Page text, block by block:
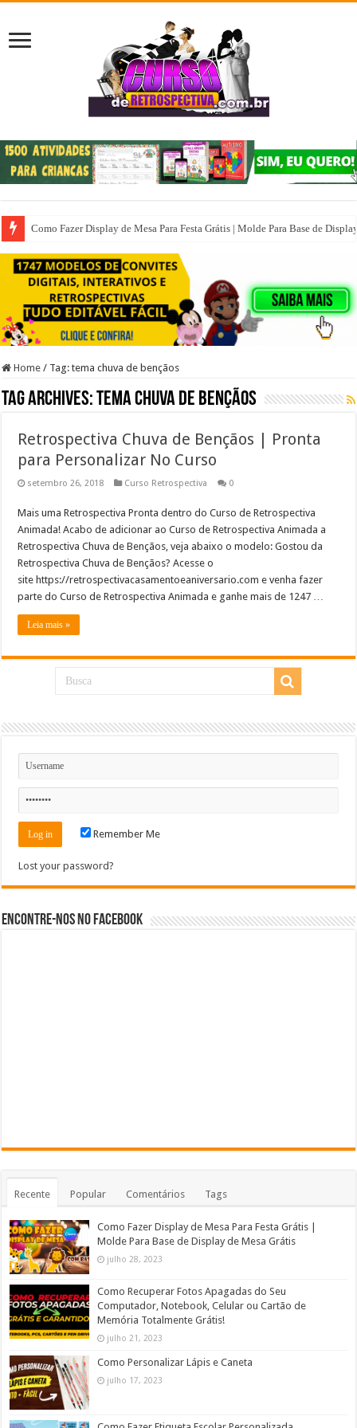
Como Fazer Display de Mesa Para Festa Grátis | Molde Para Base de
Home / Tag:tema chuva de bençãos
Tag Archives:tema chuva de bençãos
Retrospectiva Chuva de Bençãos | Pronta
para Personalizar No Curso
setembro 26, 2018 Curso Retrospectiva 0
Mais uma Retrospectiva Pronta dentro do Curso de Retrospectiva
Animada! Acabo de adicionar ao Curso de Retrospectiva Animada a
Retrospectiva Chuva de Bençãos, veja abaixo o modelo: Gostou da
Retrospectiva Chuva de Bençãos? Acesse o
site https://retrospectivacasamentoeaniversario.com e venha fazer
parte do Curso de Retrospectiva Animada e ganhe mais de 1247 …
Leia mais »
Remember Me
Lost your password?
Encontre-nos no Facebook
Recente Popular Comentários Tags
Como Fazer Display de Mesa Para Festa Grátis |
Molde Para Base de Display de Mesa Grátis
julho 28, 2023
Como Recuperar Fotos Apagadas do Seu
Computador, Notebook, Celular ou Cartão de
Memória Totalmente Grátis!
julho 21, 2023
Como Personalizar Lápis e Caneta
julho 17, 2023